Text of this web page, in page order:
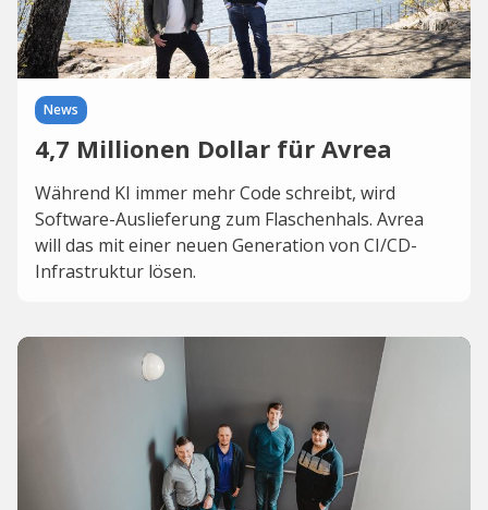
News
4,7 Millionen Dollar für Avrea
Während KI immer mehr Code schreibt, wird
Software-Auslieferung zum Flaschenhals. Avrea
will das mit einer neuen Generation von CI/CD-
Infrastruktur lösen.